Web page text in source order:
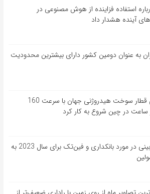
استفاده فزاینده از هوش مصنوعی در
آینده هشدار داد
به عنوان دومین کشور دارای بیشترین محدودیت
سریع‌ترین قطار سوخت هیدروژنی جهان با سرعت 160
ساعت در چین شروع به کار کرد
پنج پیش‌بینی در مورد بانکداری و فین‌تک برای سال 2023 به